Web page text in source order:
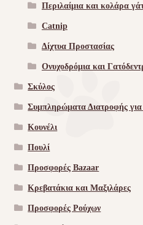
Περιλαίμια και κολάρα
Catnip
Δίχτυα Προστασίας
Ονυχοδρόμια και
Σκύλος
Συμπληρώματα Διατροφής
Κουνέλι
Πουλί
Προσφορές Bazaar
Κρεβατάκια και Μαξιλάρες
Προσφορές Ρούχων